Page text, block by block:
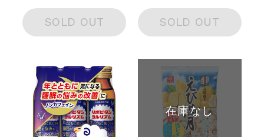
SOLD OUT SOLD OUT
在庫なし